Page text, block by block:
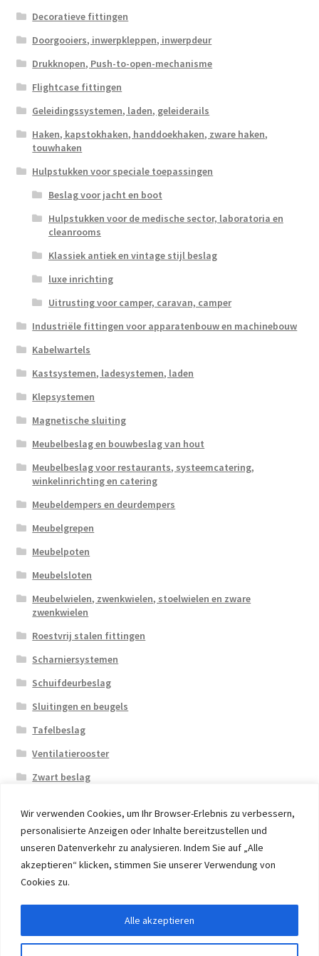
Wir verwenden Cookies, um Ihr Browser-Erlebnis zu verbessern,
personalisierte Anzeigen oder Inhalte bereitzustellen und
unseren Datenverkehr zu analysieren. Indem Sie auf „Alle
akzeptieren“ klicken, stimmen Sie unserer Verwendung von
Cookies zu.
Alle akzeptieren
Decoratieve fittingen
Doorgooiers, inwerpkleppen, inwerpdeur
Drukknopen, Push-to-open-mechanisme
Flightcase fittingen
Geleidingssystemen, laden, geleiderails
Haken, kapstokhaken, handdoekhaken, zware haken,
touwhaken
Hulpstukken voor speciale toepassingen
Beslag voor jacht en boot
Hulpstukken voor de medische sector, laboratoria en
cleanrooms
Klassiek antiek en vintage stijl beslag
luxe inrichting
Uitrusting voor camper, caravan, camper
Industriële fittingen voor apparatenbouw en machinebouw
Kabelwartels
Kastsystemen, ladesystemen, laden
Klepsystemen
Magnetische sluiting
Meubelbeslag en bouwbeslag van hout
Meubelbeslag voor restaurants, systeemcatering,
winkelinrichting en catering
Meubeldempers en deurdempers
Meubelgrepen
Meubelpoten
Meubelsloten
Meubelwielen, zwenkwielen, stoelwielen en zware
zwenkwielen
Roestvrij stalen fittingen
Scharniersystemen
Schuifdeurbeslag
Sluitingen en beugels
Tafelbeslag
Ventilatierooster
Zwart beslag
© 2026 Eruon Trade UG, Germany, member of the ERUON